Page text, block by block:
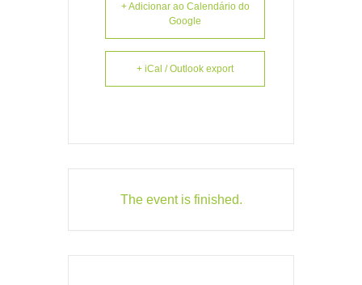
+ Adicionar ao Calendário do
Google
+ iCal / Outlook export
The event is finished.